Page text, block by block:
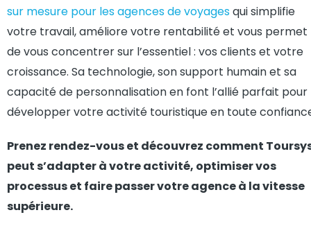
sur mesure pour les agences de voyagesqui simplifie
votre travail, améliore votre rentabilité et vous permet
de vous concentrer sur l’essentiel : vos clients et votre
croissance. Sa technologie, son support humain et sa
capacité de personnalisation en font l’allié parfait pour
développer votre activité touristique en toute
Prenez rendez-vous et découvrez comment
peut s’adapter à votre activité, optimiser vos
processus et faire passer votre agence à la vitesse
supérieure.